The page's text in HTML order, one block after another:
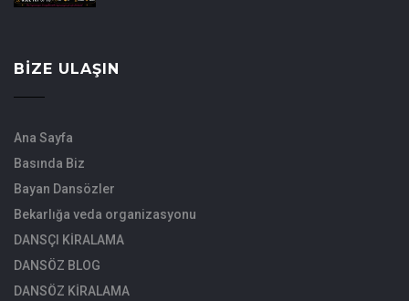
BIZE ULAŞIN
Ana Sayfa
Basında Biz
Bayan Dansözler
Bekarlığa veda organizasyonu
DANSÇI KİRALAMA
DANSÖZ BLOG
DANSÖZ KİRALAMA